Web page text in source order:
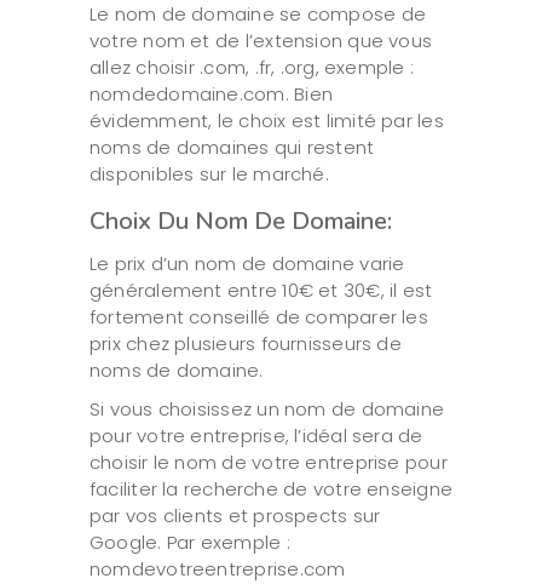
Le nom de domaine se compose de
votre nom et de l’extension que vous
allez choisir .com, .fr, .org, exemple :
nomdedomaine.com. Bien
évidemment, le choix est limité par les
noms de domaines qui restent
disponibles sur le marché.
Choix Du Nom De Domaine:
Le prix d’un nom de domaine varie
généralement entre 10€ et 30€, il est
fortement conseillé de comparer les
prix chez plusieurs fournisseurs de
noms de domaine.
Si vous choisissez un nom de domaine
pour votre entreprise, l’idéal sera de
choisir le nom de votre entreprise pour
faciliter la recherche de votre enseigne
par vos clients et prospects sur
Google. Par exemple :
nomdevotreentreprise.com